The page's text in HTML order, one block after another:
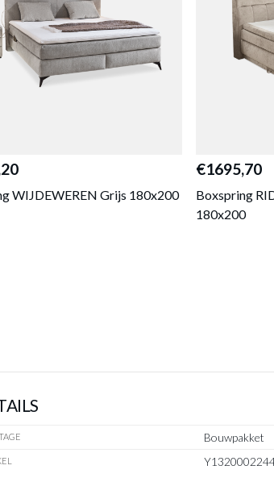
WIJDEWEREN Grijs 180x200
€1695,70
Boxspring
180x200
Bouwpakket